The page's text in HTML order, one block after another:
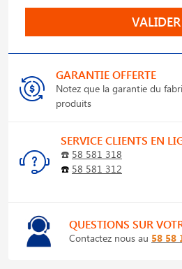
VALIDER
GARANTIE OFFERTE
Notez que la garantie du
produits
SERVICE CLIENTS EN
☎️ 58 581 318
☎️ 58 581 312
QUESTIONS SUR
Contactez nous au 58 58